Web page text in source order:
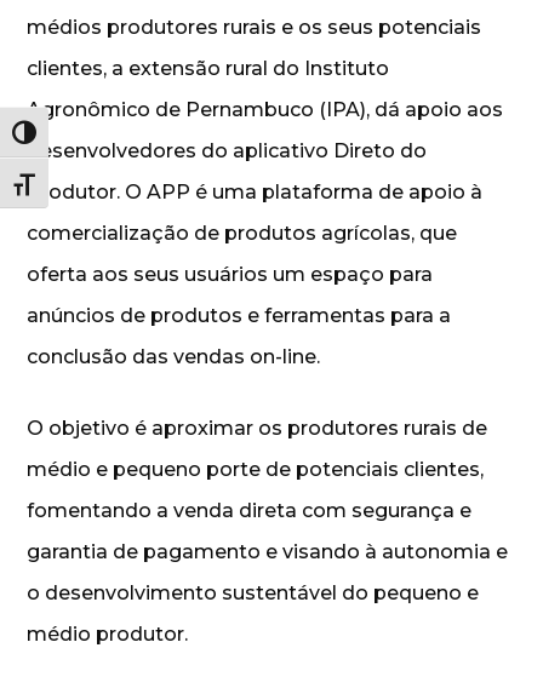
Alternar alto contraste
Alternar tamanho da fonte
médios produtores rurais e os seus potenciais
clientes, a extensão rural do Instituto
Agronômico de Pernambuco (IPA), dá apoio aos
desenvolvedores do aplicativo Direto do
Produtor. O APP é uma plataforma de apoio à
comercialização de produtos agrícolas, que
oferta aos seus usuários um espaço para
anúncios de produtos e ferramentas para a
conclusão das vendas on-line.
O objetivo é aproximar os produtores rurais de
médio e pequeno porte de potenciais clientes,
fomentando a venda direta com segurança e
garantia de pagamento e visando à autonomia e
o desenvolvimento sustentável do pequeno e
médio produtor.